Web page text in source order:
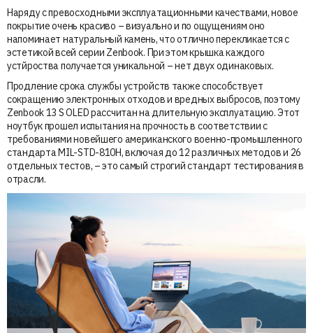
Наряду с превосходными эксплуатационными качествами, новое
покрытие очень красиво – визуально и по ощущениям оно
напоминает натуральный камень, что отлично перекликается с
эстетикой всей серии Zenbook. При этом крышка каждого
устйроства получается уникальной – нет двух одинаковых.
Продление срока службы устройств также способствует
сокращению электронных отходов и вредных выбросов, поэтому
Zenbook 13 S OLED рассчитан на длительную эксплуатацию. Этот
ноутбук прошел испытания на прочность в соответствии с
требованиями новейшего американского военно-промышленного
стандарта MIL-STD-810H, включая до 12 различных методов и 26
отдельных тестов, – это самый строгий стандарт тестирования в
отрасли.